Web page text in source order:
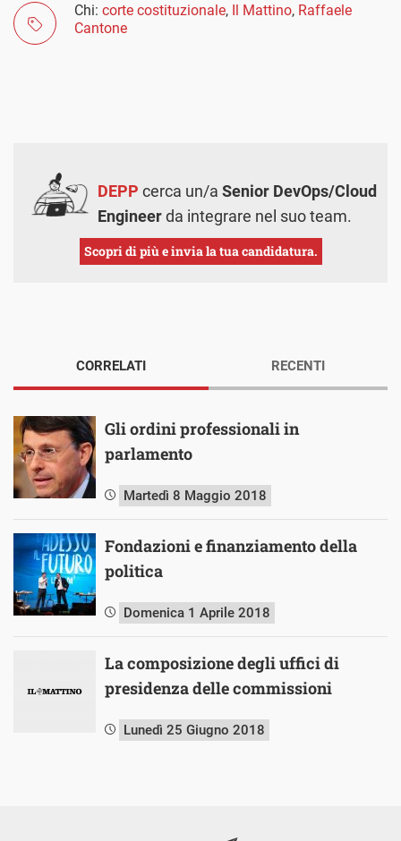
Chi: corte costituzionale, Il Mattino, Raffaele
Cantone
DEPP cerca un/a Senior DevOps/Cloud
Engineerda integrare nel suo team.
Scopri di più e invia la tua candidatura.
CORRELATI
Gli ordini professionali in
parlamento
Martedì 8 Maggio 2018
Fondazioni e finanziamento della
politica
Domenica 1 Aprile 2018
La composizione degli uffici di
presidenza delle commissioni
Lunedì 25 Giugno 2018
RECENTI